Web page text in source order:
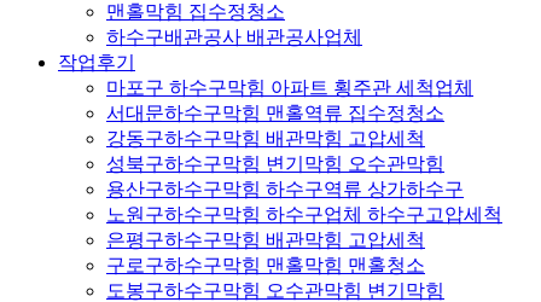
맨홀막힘 집수정청소
하수구배관공사 배관공사업체
작업후기
마포구 하수구막힘 아파트 횡주관 세척업체
서대문하수구막힘 맨홀역류 집수정청소
강동구하수구막힘 배관막힘 고압세척
성북구하수구막힘 변기막힘 오수관막힘
용산구하수구막힘 하수구역류 상가하수구
노원구하수구막힘 하수구업체 하수구고압세척
은평구하수구막힘 배관막힘 고압세척
구로구하수구막힘 맨홀막힘 맨홀청소
도봉구하수구막힘 오수관막힘 변기막힘